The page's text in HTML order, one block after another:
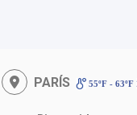
PARÍS 55ºF - 63ºF